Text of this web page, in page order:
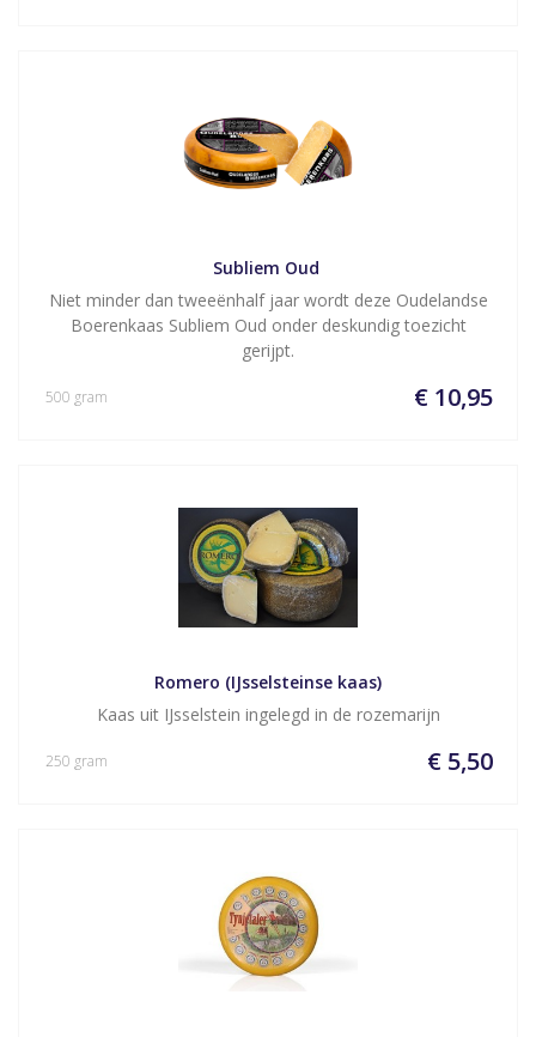
Subliem Oud
Niet minder dan tweeënhalf jaar wordt deze Oudelandse
Boerenkaas Subliem Oud onder deskundig toezicht
gerijpt.
€ 10,95
500 gram
Romero (IJsselsteinse kaas)
Kaas uit IJsselstein ingelegd in de rozemarijn
€ 5,50
250 gram